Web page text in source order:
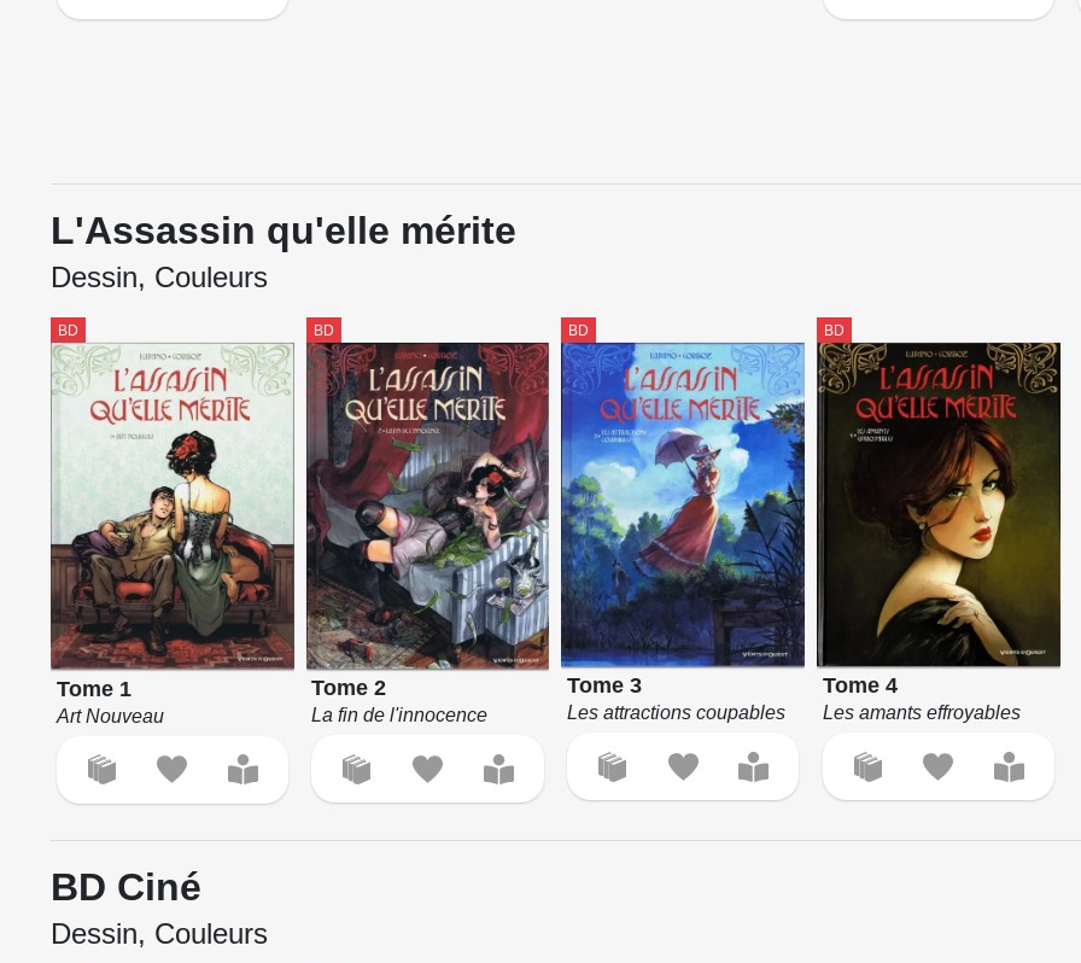
L'Assassin qu'elle mérite
Dessin, Couleurs
BD
Tome 1
Art Nouveau
BD
Tome 2
La fin de l'innocence
BD
Tome 3
Les attractions coupables
BD
Tome 4
Les amants effroyables
BD Ciné
Dessin, Couleurs